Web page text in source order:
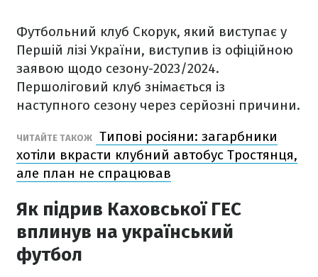
Футбольний клуб Скорук, який виступає у
Першій лізі України, виступив із офіційною
заявою щодо сезону-2023/2024.
Першоліговий клуб знімається із
наступного сезону через серйозні причини.
ЧИТАЙТЕ ТАКОЖ
Типові росіяни: загарбники
хотіли вкрасти клубний автобус Тростянця,
але план не спрацював
Як підрив Каховської ГЕС
вплинув на український
футбол